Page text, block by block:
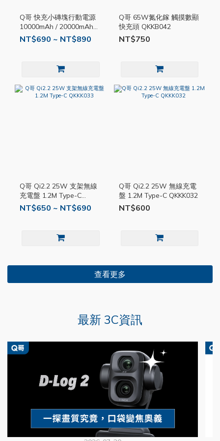
Q哥 快充小磚塊行動電源
10000mAh / 20000mAh
QKKP022
NT$690 ~ NT$890
Q哥 65W氮化鎵 觸摸數顯
快充頭 QKKB042
NT$750
Q哥 Qi2.2 25W 支架無線
充電盤 1.2M Type-C
QKKK033
NT$650 ~ NT$690
Q哥 Qi2.2 25W 無線充電
盤 1.2M Type-C QKKK032
NT$600
查看更多
最新 3C資訊